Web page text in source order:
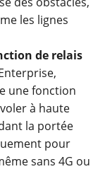
les lignes
de relais
une fonction
à haute
la portée
pour
sans 4G ou